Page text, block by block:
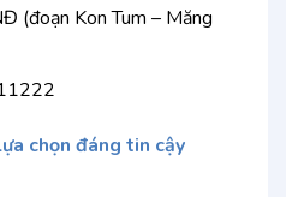
(đoạn Kon Tum – Măng
chọn đáng tin cậy